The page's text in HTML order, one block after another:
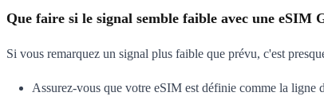
Que faire si le signal semble faible avec une eSIM
Si vous remarquez un signal plus faible que prévu, c'est
Assurez-vous que votre eSIM est définie comme la ligne